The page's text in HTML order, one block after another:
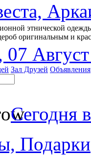
этнической
оригинальным и
07
Зал Друзей Объявления
Сегодня
Подарки